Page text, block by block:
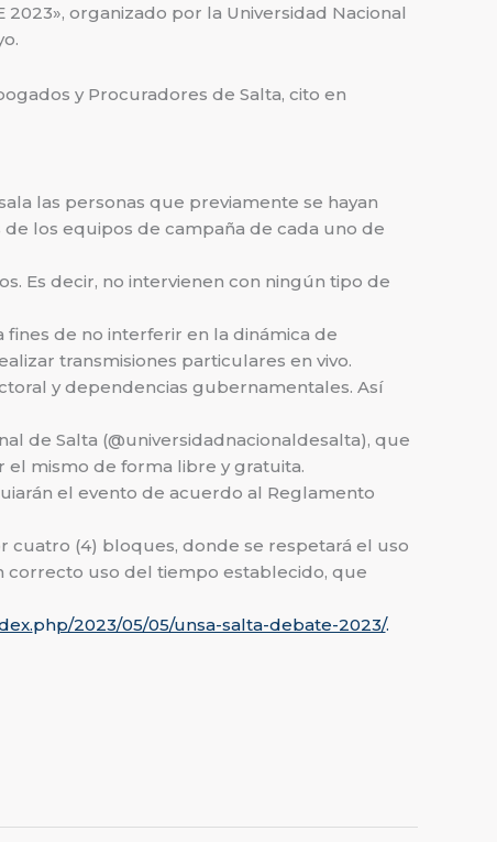
organizado por la Universidad Nacional
y Procuradores de Salta, cito en
las personas que previamente se hayan
los equipos de campaña de cada uno de
Es decir, no intervienen con ningún tipo de
de no interferir en la dinámica de
transmisiones particulares en vivo.
y dependencias gubernamentales. Así
de Salta (@universidadnacionaldesalta), que
mismo de forma libre y gratuita.
el evento de acuerdo al Reglamento
cuatro (4) bloques, donde se respetará el uso
correcto uso del tiempo establecido, que
php/2023/05/05/unsa-salta-debate-2023/.